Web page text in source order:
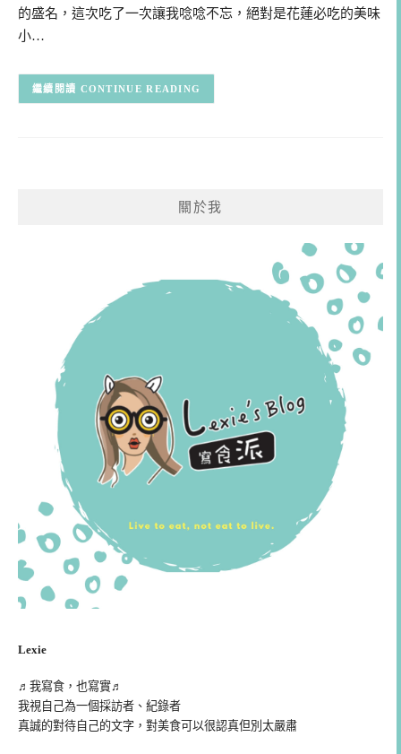
的盛名，這次吃了一次讓我唸唸不忘，絕對是花蓮必吃的美味
小…
CONTINUE READING
關於我
Lexie
♬我寫食，也寫實♬
我視自己為一個採訪者、紀錄者
真誠的對待自己的文字，對美食可以很認真但別太嚴肅